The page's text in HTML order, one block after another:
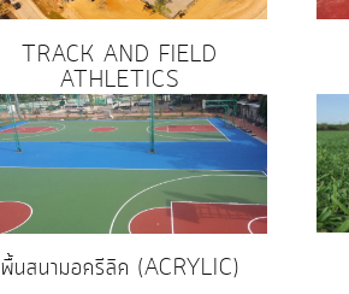
TRACK AND FIELD
ATHLETICS
พื้นสนามอครีลิค (ACRYLIC)